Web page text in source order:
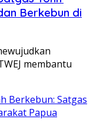
Berkebun di
membantu